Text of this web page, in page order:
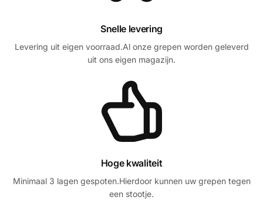
Snelle levering
Levering uit eigen voorraad.Al onze grepen worden geleverd
uit ons eigen magazijn.
Hoge kwaliteit
Minimaal 3 lagen gespoten.Hierdoor kunnen uw grepen tegen
een stootje.